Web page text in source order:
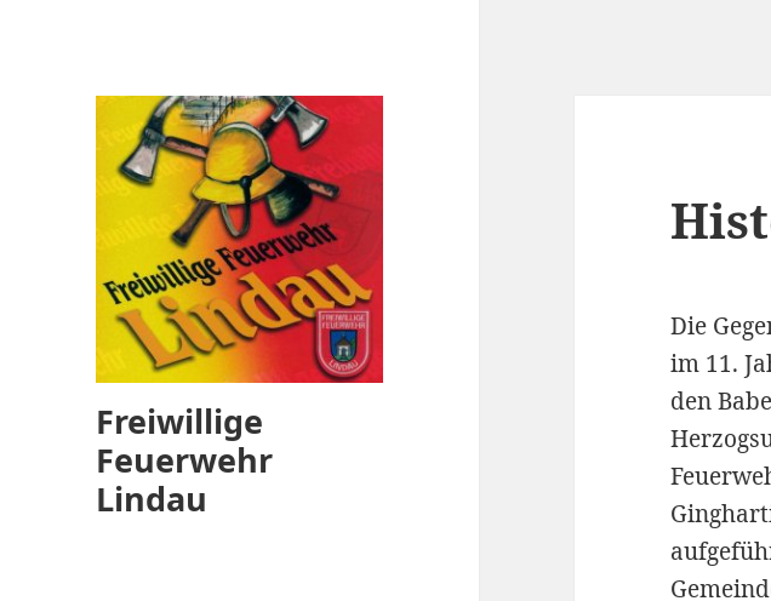
Freiwillige
Feuerwehr
Lindau
Die
im 11.
den